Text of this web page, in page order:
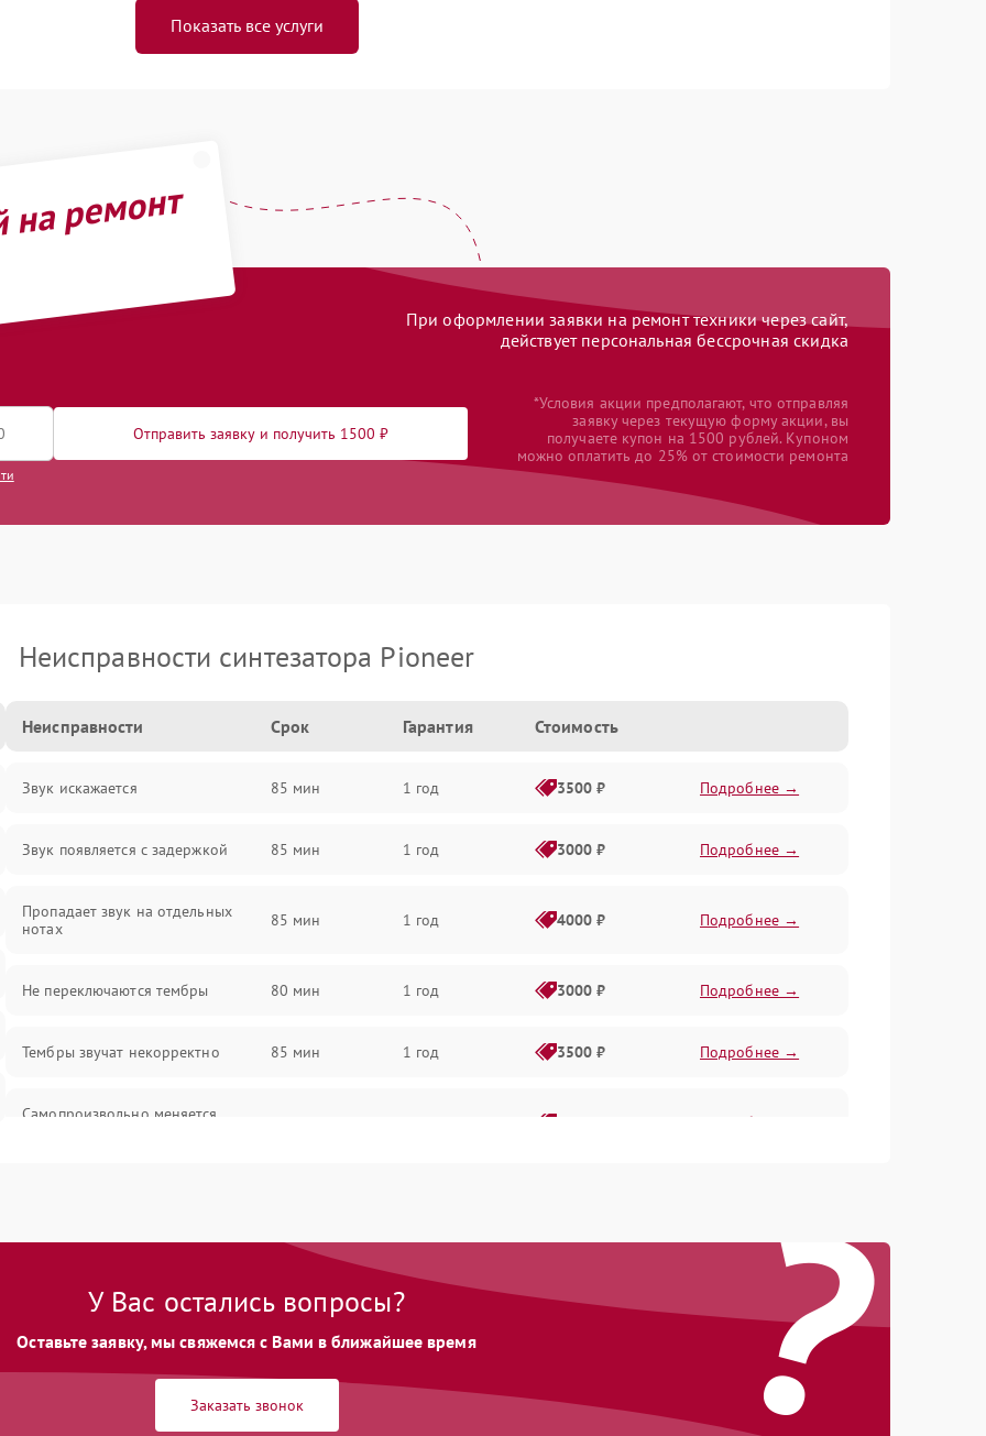
Показать все услуги
ремонт
При оформлении заявки на ремонт техники через сайт,
действует персональная бессрочная скидка
Отправить заявку и получить 1500 ₽
*Условия акции предполагают, что отправляя
заявку через текущую форму акции, вы
получаете купон на 1500 рублей. Купоном
можно оплатить до 25% от стоимости ремонта
Неисправности синтезатора Pioneer
Неисправности Срок Гарантия Стоимость
Звук искажается 85 мин 1 год 3500 ₽ Подробнее →
Звук появляется с задержкой 85 мин 1 год 3000 ₽ Подробнее →
Пропадает звук на отдельных
нотах
85 мин 1 год 4000 ₽ Подробнее →
Не переключаются тембры 80 мин 1 год 3000 ₽ Подробнее →
Тембры звучат некорректно 85 мин 1 год 3500 ₽ Подробнее →
Самопроизвольно меняется
2800 ₽ Подробнее →
?
У Вас остались вопросы?
Оставьте заявку, мы свяжемся с Вами в ближайшее время
Заказать звонок